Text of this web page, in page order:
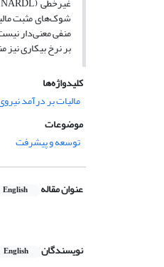
منفی معنی‌دار
بر نرخ بیکاری
کلیدواژه‌ها
مالیات بر درآمد
موضوعات
توسعه و پیشرفت
عنوان مقاله English
نویسندگان English